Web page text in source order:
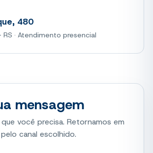
480
· Atendimento presencial
mensagem
você precisa. Retornamos em
canal escolhido.